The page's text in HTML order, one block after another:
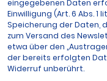
eingegebenen Daten
Einwilligung (Art. 6 Abs. 1
Speicherung der Daten,
zum Versand des
etwa über den
der bereits erfolgten
Widerruf unberührt.